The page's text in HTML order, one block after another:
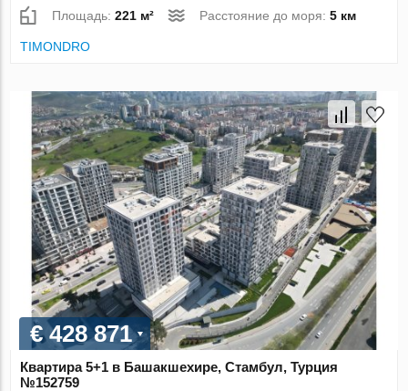
Площадь:221 м² Расстояние до моря:5 км
TIMONDRO
€ 428 871
Квартира 5+1 в Башакшехире, Стамбул, Турция
№152759